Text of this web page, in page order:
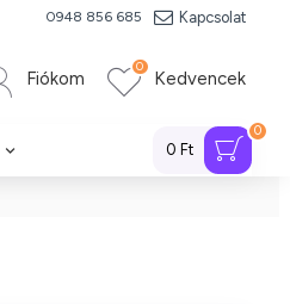
0948 856 685 Kapcsolat
Fiókom Kedvencek
0
0 Ft
0